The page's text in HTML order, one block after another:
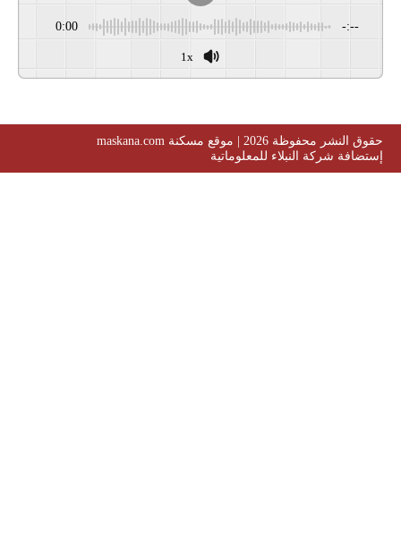
0:00 -:--
1x
حقوق النشر محفوظة 2026 | موقع مسكنة maskana.com
إستضافة شركة النبلاء للمعلوماتية